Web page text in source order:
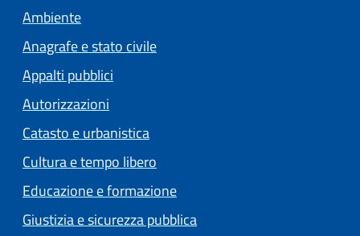
Ambiente
Anagrafe e stato civile
Appalti pubblici
Autorizzazioni
Catasto e urbanistica
Cultura e tempo libero
Educazione e formazione
Giustizia e sicurezza pubblica